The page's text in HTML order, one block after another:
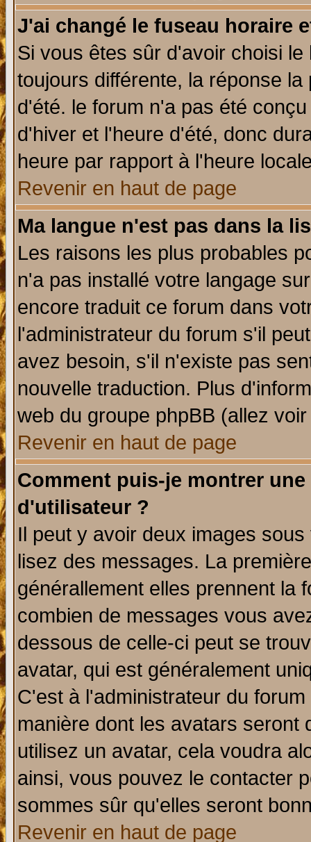
J'ai changé le fuseau horaire
Si vous êtes sûr d'avoir choisi
toujours différente, la réponse
d'été. le forum n'a pas été
d'hiver et l'heure d'été, donc
heure par rapport à l'heure
Revenir en haut de page
Ma langue n'est pas dans la
Les raisons les plus probables
n'a pas installé votre langage
encore traduit ce forum dans
l'administrateur du forum s'il
avez besoin, s'il n'existe pas
nouvelle traduction. Plus
web du groupe phpBB (allez
Revenir en haut de page
Comment puis-je montrer
d'utilisateur ?
Il peut y avoir deux images
lisez des messages. La
générallement elles prennent la
combien de messages vous
dessous de celle-ci peut se
avatar, qui est généralement
C'est à l'administrateur du
manière dont les avatars seront
utilisez un avatar, cela voudra
ainsi, vous pouvez le contacter
sommes sûr qu'elles seront
Revenir en haut de page